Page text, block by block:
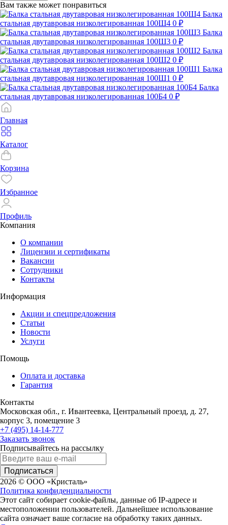
Вам также может понравиться
Балка
стальная двутавровая низколегированная 100Ш4 0 ₽
Балка
стальная двутавровая низколегированная 100Ш3 0 ₽
Балка
стальная двутавровая низколегированная 100Ш2 0 ₽
Балка
стальная двутавровая низколегированная 100Ш1 0 ₽
Балка
стальная двутавровая низколегированная 100Б4 0 ₽
Главная
Каталог
Корзина
Избранное
Профиль
Компания
О компании
Лицензии и сертификаты
Вакансии
Сотрудники
Контакты
Информация
Акции и спецпредложения
Статьи
Новости
Услуги
Помощь
Оплата и доставка
Гарантия
Контакты
Московская обл., г. Ивантеевка, Центральный проезд, д. 27,
корпус 3, помещение 3
+7 (495) 14-14-777
Заказать звонок
Подписывайтесь на рассылку
Подписаться
2026 © ООО «Кристаль»
Политика конфиденциальности
Этот сайт собирает cookie-файлы, данные об IP-адресе и
местоположении пользователей. Дальнейшее использование
сайта означает ваше согласие на обработку таких данных.